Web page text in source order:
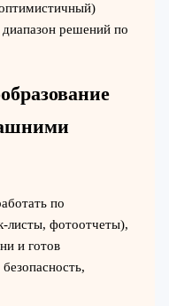
решений по
по
листы, фотоотчеты),
и готов